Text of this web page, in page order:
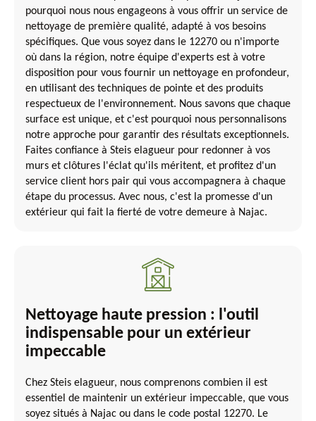
pourquoi nous nous engageons à vous offrir un service de
nettoyage de première qualité, adapté à vos besoins
spécifiques. Que vous soyez dans le 12270 ou n'importe
où dans la région, notre équipe d'experts est à votre
disposition pour vous fournir un nettoyage en profondeur,
en utilisant des techniques de pointe et des produits
respectueux de l'environnement. Nous savons que chaque
surface est unique, et c'est pourquoi nous personnalisons
notre approche pour garantir des résultats exceptionnels.
Faites confiance à Steis elagueur pour redonner à vos
murs et clôtures l'éclat qu'ils méritent, et profitez d'un
service client hors pair qui vous accompagnera à chaque
étape du processus. Avec nous, c'est la promesse d'un
extérieur qui fait la fierté de votre demeure à Najac.
Nettoyage haute pression : l'outil
indispensable pour un extérieur
impeccable
Chez Steis elagueur, nous comprenons combien il est
essentiel de maintenir un extérieur impeccable, que vous
soyez situés à Najac ou dans le code postal 12270. Le